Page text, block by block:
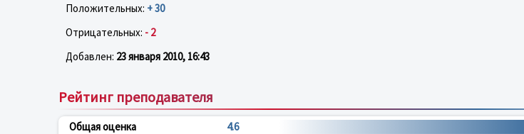
Положительных: + 30
Отрицательных: - 2
Добавлен: 23 января 2010, 16:43
Рейтинг преподавателя
Общая оценка 4.6